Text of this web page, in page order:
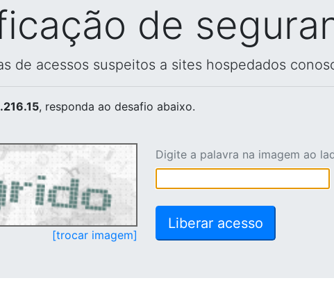
de
de acessos suspeitos a sites hospedados
, responda ao desafio abaixo.
[trocar imagem]
Digite a palavra na imagem ao